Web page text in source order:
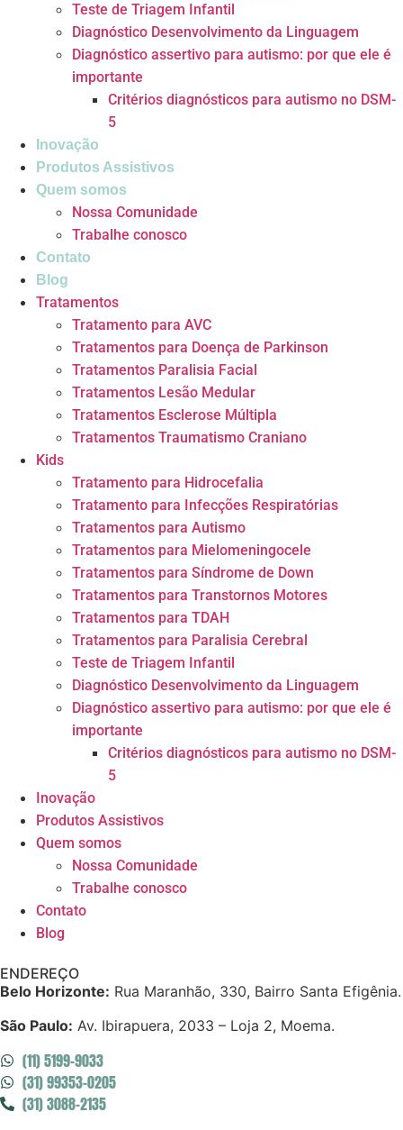
Teste de Triagem Infantil
Diagnóstico Desenvolvimento da Linguagem
Diagnóstico assertivo para autismo: por que ele é
importante
Critérios diagnósticos para autismo no DSM-
5
Inovação
Produtos Assistivos
Quem somos
Nossa Comunidade
Trabalhe conosco
Contato
Blog
Tratamentos
Tratamento para AVC
Tratamentos para Doença de Parkinson
Tratamentos Paralisia Facial
Tratamentos Lesão Medular
Tratamentos Esclerose Múltipla
Tratamentos Traumatismo Craniano
Kids
Tratamento para Hidrocefalia
Tratamento para Infecções Respiratórias
Tratamentos para Autismo
Tratamentos para Mielomeningocele
Tratamentos para Síndrome de Down
Tratamentos para Transtornos Motores
Tratamentos para TDAH
Tratamentos para Paralisia Cerebral
Teste de Triagem Infantil
Diagnóstico Desenvolvimento da Linguagem
Diagnóstico assertivo para autismo: por que ele é
importante
Critérios diagnósticos para autismo no DSM-
5
Inovação
Produtos Assistivos
Quem somos
Nossa Comunidade
Trabalhe conosco
Contato
Blog
ENDEREÇO
Belo Horizonte: Rua Maranhão, 330, Bairro Santa Efigênia.
São Paulo: Av. Ibirapuera, 2033 – Loja 2, Moema.
(11) 5199-9033
(31) 99353-0205
(31) 3088-2135